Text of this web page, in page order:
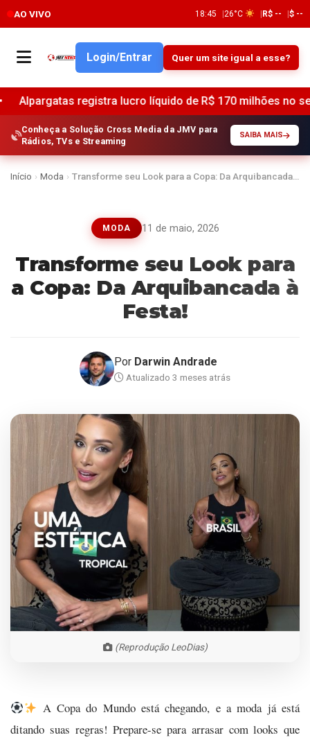
AO VIVO 18:45 26°C R$ -- $ --
Login/Entrar Quer um site igual a esse?
lucro líquido de R$ 170 milhões no segundo
Conheça a Solução Cross Media da JMV para
Rádios, TVs e Streaming
SAIBA MAIS
Início › Moda › Transforme seu Look para a Copa: Da Arquibancada…
MODA 11 de maio, 2026
Transforme seu Look para
a Copa: Da Arquibancada à
Festa!
Por Darwin Andrade
Atualizado 3 meses atrás
(Reprodução LeoDias)
A Copa do Mundo está chegando, e a moda já está
ditando suas regras! Prepare-se para arrasar com looks que